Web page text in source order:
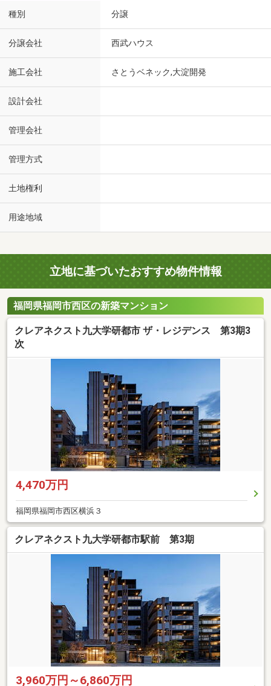
種別 分譲
分譲会社 西武ハウス
施工会社 さとうベネック,大淀開発
設計会社
管理会社
管理方式
土地権利
用途地域
立地に基づいたおすすめ物件情報
福岡県福岡市西区の新築マンション
クレアネクスト九大学研都市 ザ・レジデンス 第3期3
次
4,470万円
福岡県福岡市西区横浜３
クレアネクスト九大学研都市駅前 第3期
3,960万円～6,860万円